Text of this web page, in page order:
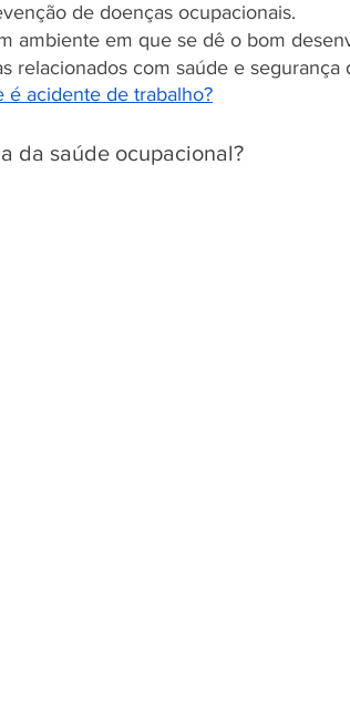
de doenças ocupacionais.
ambiente em que se dê o bom
relacionados com saúde e segurança
é acidente de trabalho?
da saúde ocupacional?